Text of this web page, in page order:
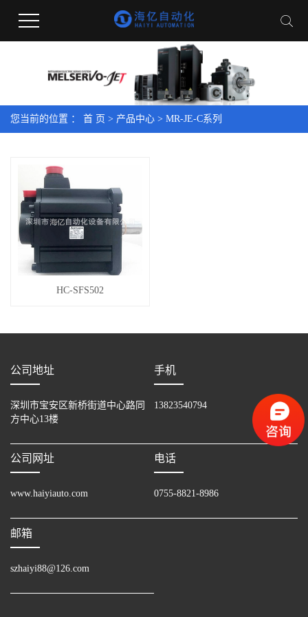
您当前的位置 ： 首 页 > 产品中心 > MR-JE-C系列
HC-SFS502
公司地址
深圳市宝安区新桥街道中心路同
方中心13楼
手机
13823540794
公司网址
www.haiyiauto.com
电话
0755-8821-8986
邮箱
szhaiyi88@126.com